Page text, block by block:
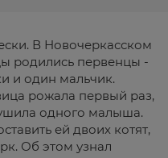
В Новочеркасском
родились первенцы -
и один мальчик.
рожала первый раз,
одного малыша.
ей двоих котят,
Об этом узнал